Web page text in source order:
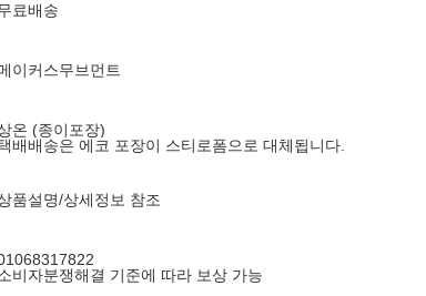
료배송
이커스무브먼트
온 (종이포장)
배배송은 에코 포장이 스티로폼으로 대체됩니다.
품설명/상세정보 참조
비자분쟁해결 기준에 따라 보상 가능